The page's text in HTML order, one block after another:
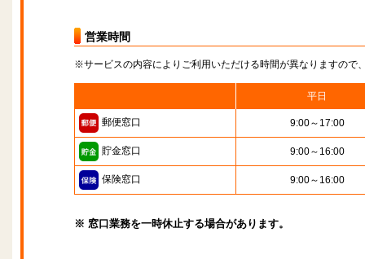
営業時間
※サービスの内容によりご利用いただける時間が異なりますので
平日
郵便窓口 9:00～17:00
貯金窓口 9:00～16:00
保険窓口 9:00～16:00
※ 窓口業務を一時休止する場合があります。